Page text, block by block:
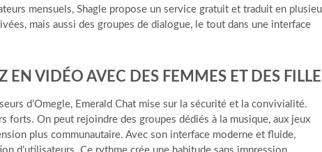
mensuels, Shagle propose un service gratuit et traduit en
mais aussi des groupes de dialogue, le tout dans une interface
EN VIDÉO AVEC DES FEMMES ET DES
d’Omegle, Emerald Chat mise sur la sécurité et la convivialité.
forts. On peut rejoindre des groupes dédiés à la musique, aux jeux
plus communautaire. Avec son interface moderne et fluide,